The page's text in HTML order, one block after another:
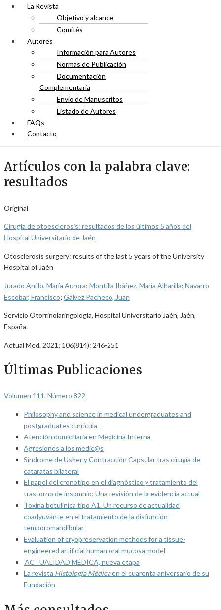
La Revista
Objetivo y alcance
Comités
Autores
Información para Autores
Normas de Publicación
Documentación
Complementaria
Envío de Manuscritos
Listado de Autores
FAQs
Contacto
Artículos con la palabra clave:
resultados
Original
Cirugía de otoesclerosis: resultados de los últimos 5 años del
Hospital Universitario de Jaén
Otosclerosis surgery: results of the last 5 years of the University
Hospital of Jaén
Jurado Anillo, María Aurora; Montilla Ibáñez, María Alharilla; Navarro
Escobar, Francisco; Gálvez Pacheco, Juan
Servicio Otorrinolaringología, Hospital Universitario Jaén, Jaén,
España.
Actual Med. 2021; 106(814): 246-251
Últimas Publicaciones
Volumen 111. Número 822
Philosophy and science in medical undergraduates and
postgraduates curricula
Atención domiciliaria en Medicina Interna
Agresiones a los medic@s
Síndrome de Usher y Contracción Capsular tras cirugía de
cataratas bilateral
El papel del cronotipo en el diagnóstico y tratamiento del
trastorno de insomnio: Una revisión de la evidencia actual
Toxina botulínica tipo A1. Un recurso de actualidad
coadyuvante en el tratamiento de la disfunción
temporomandibular
Evaluation of cryopreservation methods for a tissue-
engineered artificial human oral mucosa model
‘ACTUALIDAD MÉDICA’, nueva etapa
La revista Histología Médicaen el cuarenta aniversario de su
Fundación